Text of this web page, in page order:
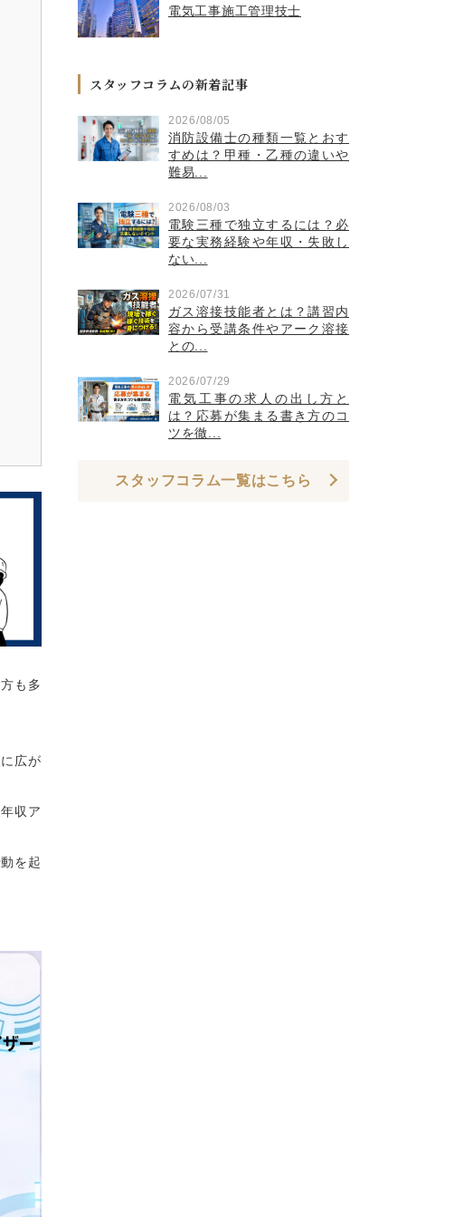
も多
広が
収ア
を起
電気工事施工管理技士
スタッフコラムの新着記事
2026/08/05
消防設備士の種類一覧とおす
すめは？甲種・乙種の違いや
難易...
2026/08/03
電験三種で独立するには？必
要な実務経験や年収・失敗し
ない...
2026/07/31
ガス溶接技能者とは？講習内
容から受講条件やアーク溶接
との...
2026/07/29
電気工事の求人の出し方と
は？応募が集まる書き方のコ
ツを徹...
スタッフコラム一覧はこちら